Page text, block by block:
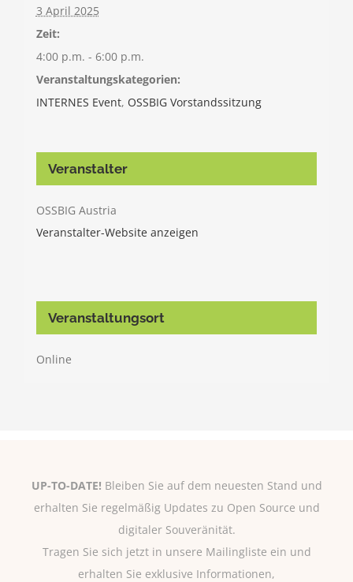
3 April 2025
Zeit:
4:00 p.m. - 6:00 p.m.
Veranstaltungskategorien:
INTERNES Event, OSSBIG Vorstandssitzung
Veranstalter
OSSBIG Austria
Veranstalter-Website anzeigen
Veranstaltungsort
Online
UP-TO-DATE! Bleiben Sie auf dem neuesten Stand und
erhalten Sie regelmäßig Updates zu Open Source und
digitaler Souveränität.
Tragen Sie sich jetzt in unsere Mailingliste ein und
erhalten Sie exklusive Informationen,